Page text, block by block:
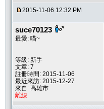
2015-11-06 12:32 PM
suce70123
最愛: 喵~
等級: 新手
文章: 7
註冊時間: 2015-11-06
最近來訪: 2015-12-27
來自: 高雄市
離線